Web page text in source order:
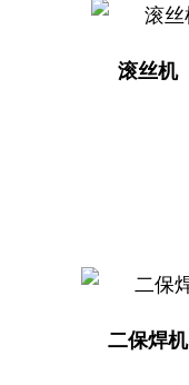
滚丝机
二保焊机